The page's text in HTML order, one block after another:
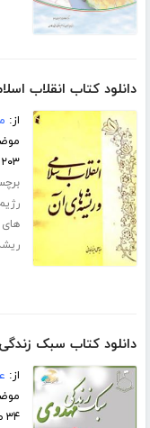
دانلود کتاب انقلاب
از:
۲۰۳ صفحه
های
دانلود کتاب سبک
از:
۳۴ صفحه